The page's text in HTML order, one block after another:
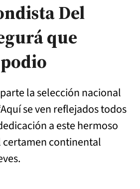
Del
que
la selección nacional
se ven reflejados todos
a este hermoso
certamen continental